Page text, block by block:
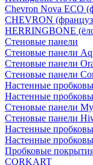
Chevron Nova ECO
CHEVRON
HERRINGBONE
Стеновые панели
Стеновые панели
Стеновые панели
Стеновые панели
Настенные
Настенные
Стеновые панели
Стеновые панели
Настенные
Настенные
Пробковые
CORKART